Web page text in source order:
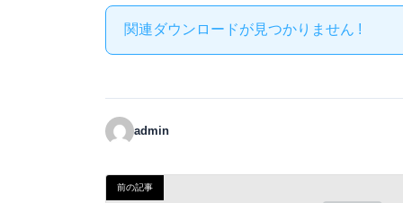
関連ダウンロードが見つかりません !
admin
前の記事